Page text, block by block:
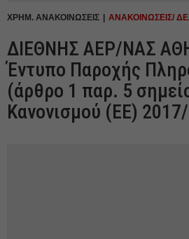
ΧΡΗΜ. ΑΝΑΚΟΙΝΩΣΕΙΣ ΑΝΑΚΟΙΝΩΣΕΙΣ/
ΔΙΕΘΝΗΣ ΑΕΡ/ΝΑΣ
Έντυπο Παροχής
(άρθρο 1 παρ. 5
Κανονισμού (ΕΕ)